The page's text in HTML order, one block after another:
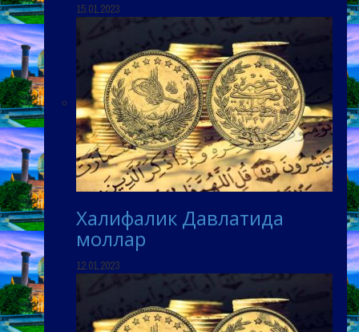
15.01.2023
Халифалик Давлатида
моллар
12.01.2023